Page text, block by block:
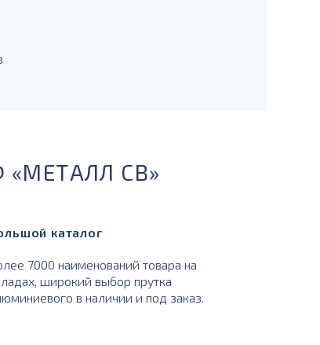
СВ»
каталог
7000 наименований товара на
широкий выбор прутка
в наличии и под заказ.